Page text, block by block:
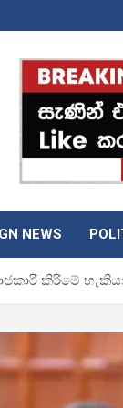
NEWS
කිරිමේ